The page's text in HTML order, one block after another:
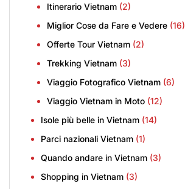
Itinerario Vietnam (2)
Miglior Cose da Fare e Vedere (16)
Offerte Tour Vietnam (2)
Trekking Vietnam (3)
Viaggio Fotografico Vietnam (6)
Viaggio Vietnam in Moto (12)
Isole più belle in Vietnam (14)
Parci nazionali Vietnam (1)
Quando andare in Vietnam (3)
Shopping in Vietnam (3)